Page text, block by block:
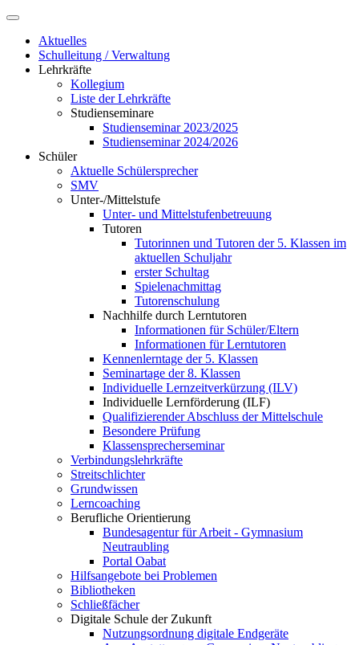
Aktuelles
Schulleitung / Verwaltung
Lehrkräfte
Kollegium
Liste der Lehrkräfte
Studienseminare
Studienseminar 2023/2025
Studienseminar 2024/2026
Schüler
Aktuelle Schülersprecher
SMV
Unter-/Mittelstufe
Unter- und Mittelstufenbetreuung
Tutoren
Tutorinnen und Tutoren der 5. Klassen im
aktuellen Schuljahr
erster Schultag
Spielenachmittag
Tutorenschulung
Nachhilfe durch Lerntutoren
Informationen für Schüler/Eltern
Informationen für Lerntutoren
Kennenlerntage der 5. Klassen
Seminartage der 8. Klassen
Individuelle Lernzeitverkürzung (ILV)
Individuelle Lernförderung (ILF)
Qualifizierender Abschluss der Mittelschule
Besondere Prüfung
Klassensprecherseminar
Verbindungslehrkräfte
Streitschlichter
Grundwissen
Lerncoaching
Berufliche Orientierung
Bundesagentur für Arbeit - Gymnasium
Neutraubling
Portal Oabat
Hilfsangebote bei Problemen
Bibliotheken
Schließfächer
Digitale Schule der Zukunft
Nutzungsordnung digitale Endgeräte